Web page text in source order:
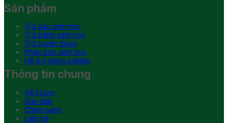
Sản phẩm
Trừ sâu sinh học
Trừ bệnh sinh học
Trừ tuyến trùng
Phân bón sinh học
Hỗ trợ nông nghiệp
Thông tin chung
Về Ecom
Giải đáp
Chính sách
Liên hệ